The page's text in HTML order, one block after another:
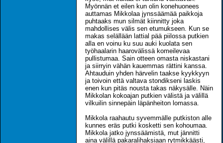
Myönnän et eilen kun olin konehuonees
auttamas Mikkolaa jynssäämää paikkoja
puhtaaks mun silmät kiinnitty joka
mahdollises välis sen etumukseen. Kun se
makas selällään lattial pää piilossa putkien
alla en voinu ku suu auki kuolata sen
työhaalarin haarovälissä komeilevaa
pullistumaa. Sain otteen omasta niskastani
ja siirryin vähän kauemmas rättini kanssa.
Ahtauduin yhden härvelin taakse kyykkyyn
ja toivoin että valtava stondikseni laskis
enen kun pitäs nousta takas näkysälle. Näin
Mikkolan kokoajan putkien välistä ja välillä
vilkuilin sinnepäin läpänheiton lomassa.
Mikkola raahautu syvemmälle putkiston alle
kunnes eräs putki kosketti sen kohoumaa.
Mikkola jatko jynssäämistä, mut jännitti
aina välillä pakaralihaksiaan rytmikkäästi,